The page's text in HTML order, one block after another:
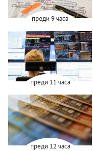
преди 9 часа
преди 11 часа
преди 12 часа